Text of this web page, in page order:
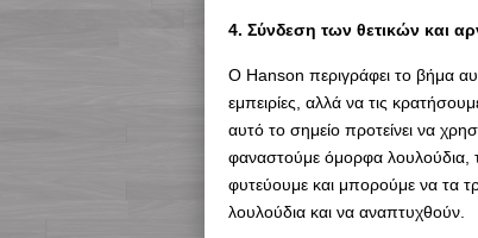
4. Σύνδεση των θετικών και
Ο Hanson περιγράφει το βήμα
εμπειρίες, αλλά να τις
αυτό το σημείο προτείνει να
φαναστούμε όμορφα λουλούδια,
φυτεύουμε και μπορούμε να τα
λουλούδια και να αναπτυχθούν.